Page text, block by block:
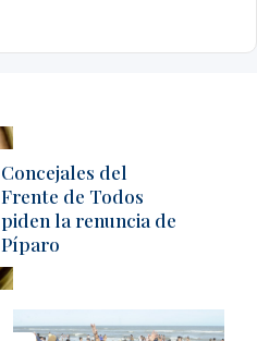
Concejales del
Frente de Todos
piden la renuncia de
Píparo